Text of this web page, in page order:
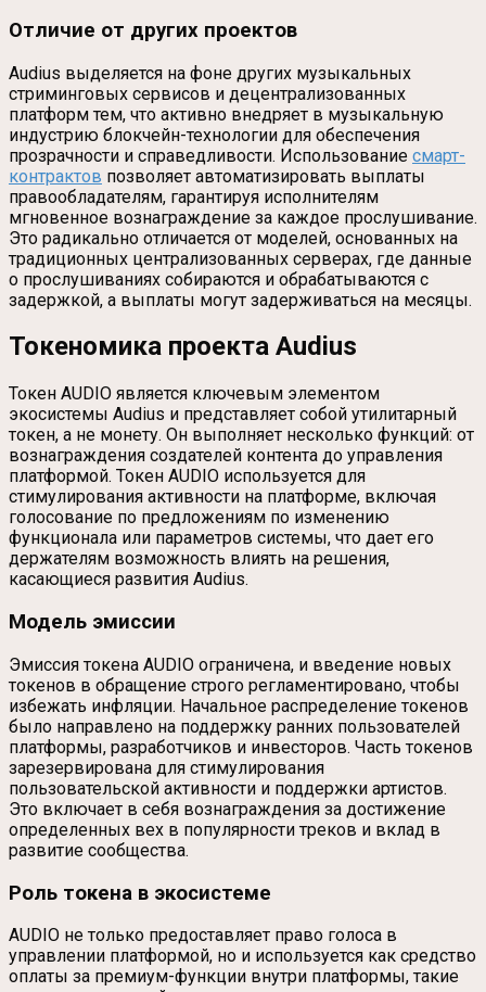
Отличие от других проектов
Audius выделяется на фоне других музыкальных
стриминговых сервисов и децентрализованных
платформ тем, что активно внедряет в музыкальную
индустрию блокчейн-технологии для обеспечения
прозрачности и справедливости. Использование смарт-
контрактов позволяет автоматизировать выплаты
правообладателям, гарантируя исполнителям
мгновенное вознаграждение за каждое прослушивание.
Это радикально отличается от моделей, основанных на
традиционных централизованных серверах, где данные
о прослушиваниях собираются и обрабатываются с
задержкой, а выплаты могут задерживаться на месяцы.
Токеномика проекта Audius
Токен AUDIO является ключевым элементом
экосистемы Audius и представляет собой утилитарный
токен, а не монету. Он выполняет несколько функций: от
вознаграждения создателей контента до управления
платформой. Токен AUDIO используется для
стимулирования активности на платформе, включая
голосование по предложениям по изменению
функционала или параметров системы, что дает его
держателям возможность влиять на решения,
касающиеся развития Audius.
Модель эмиссии
Эмиссия токена AUDIO ограничена, и введение новых
токенов в обращение строго регламентировано, чтобы
избежать инфляции. Начальное распределение токенов
было направлено на поддержку ранних пользователей
платформы, разработчиков и инвесторов. Часть токенов
зарезервирована для стимулирования
пользовательской активности и поддержки артистов.
Это включает в себя вознаграждения за достижение
определенных вех в популярности треков и вклад в
развитие сообщества.
Роль токена в экосистеме
AUDIO не только предоставляет право голоса в
управлении платформой, но и используется как средство
оплаты за премиум-функции внутри платформы, такие